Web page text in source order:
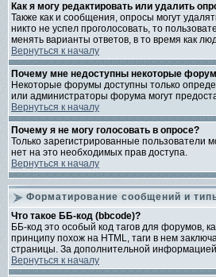
Как я могу редактировать или удалить
Также как и сообщения, опросы могут
никто не успел проголосовать, то
менять варианты ответов, в то время как
Вернуться к началу
Почему мне недоступны некоторые
Некоторые форумы доступны только
или администраторы форума могут
Вернуться к началу
Почему я не могу голосовать в опросе?
Только зарегистрированные пользователи
нет на это необходимых прав доступа.
Вернуться к началу
Форматирование сообщений и
Что такое ББ-код (bbcode)?
ББ-код это особый код тагов для форумов,
принципу похож на HTML, таги в нем
страницы. За дополнительной
Вернуться к началу